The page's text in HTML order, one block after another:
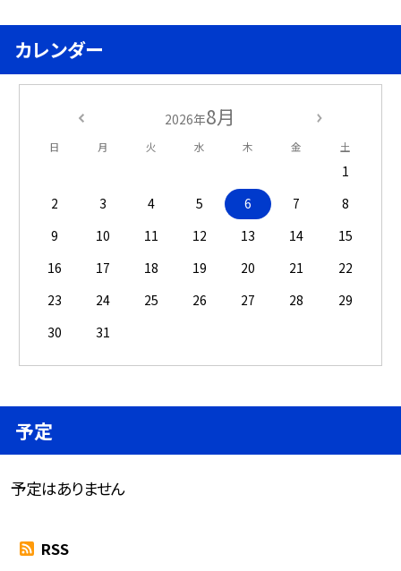
カレンダー
2026年8月
日 月 火 水 木 金 土
1
2
3 4 5 6 7
8
9
10 11 12 13 14
15
16
17 18 19 20 21
22
23
24 25 26 27 28
29
30
31
予定
予定はありません
RSS